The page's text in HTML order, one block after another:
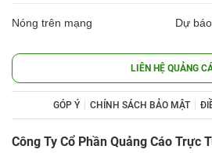
Nóng trên mạng Dự
LIÊN HỆ QUẢNG
GÓP Ý CHÍNH SÁCH BẢO MẬT
Công Ty Cổ Phần Quảng Cáo Trực